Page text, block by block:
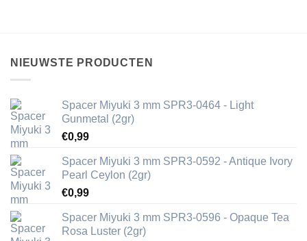
NIEUWSTE PRODUCTEN
Spacer Miyuki 3 mm SPR3-0464 - Light
Gunmetal (2gr)
€0,99
Spacer Miyuki 3 mm SPR3-0592 - Antique Ivory
Pearl Ceylon (2gr)
€0,99
Spacer Miyuki 3 mm SPR3-0596 - Opaque Tea
Rosa Luster (2gr)